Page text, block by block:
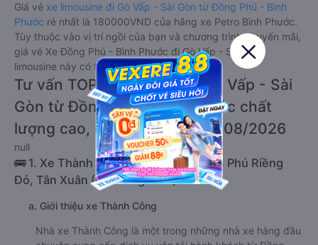
Giá vé xe limousine đi Gò Vấp - Sài Gòn từ Đồng Phú - Bình
Phước rẻ nhất là 180000VND của hãng xe Petro Bình Phước.
Tùy thuộc vào vị trí ngồi của bạn và chương trình khuyến mãi,
giá vé Xe Đồng Phú - Bình Phước đi Gò Vấp - Sài Gòn
limousine này có thể sẽ rẻ hơn
Tư vấn TOP 2 xe khách đi Gò Vấp - Sài
Gòn từ Đồng Phú - Bình Phước chất
lượng cao, uy tín, giá rẻ nhất 08/2026
null
🚌 1. Xe Thành Công khởi hành tại 604 Phú Riềng
Đỏ, Tân Xuân (CN Đồng Xoài)
a. Giới thiệu xe Thành Công
Nhà xe Thành Công là một trong những nhà xe hàng đầu